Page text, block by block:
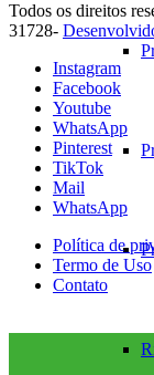
Todos os direitos
31728-
Instagram
Facebook
Youtube
WhatsApp
Pinterest
TikTok
Mail
WhatsApp
Política de
Termo de Uso
Contato